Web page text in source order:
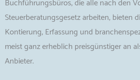
Buchführungsbüros, die alle nach den
Steuerberatungsgesetz arbeiten, bieten
Kontierung, Erfassung und
meist ganz erheblich preisgünstiger an
Anbieter.